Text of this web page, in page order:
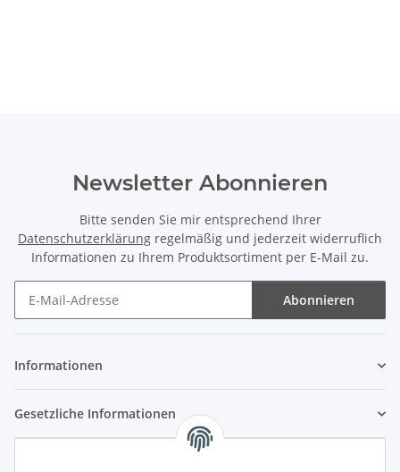
Newsletter Abonnieren
Bitte senden Sie mir entsprechend Ihrer
Datenschutzerklärung regelmäßig und jederzeit widerruflich
Informationen zu Ihrem Produktsortiment per E-Mail zu.
Abonnieren
Informationen
Gesetzliche Informationen